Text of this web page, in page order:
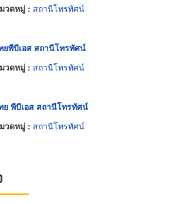
วดหมู่ : สถานีโทรทัศน์
ยพีบีเอส สถานีโทรทัศน์
วดหมู่ : สถานีโทรทัศน์
ย พีบีเอส สถานีโทรทัศน์
วดหมู่ : สถานีโทรทัศน์